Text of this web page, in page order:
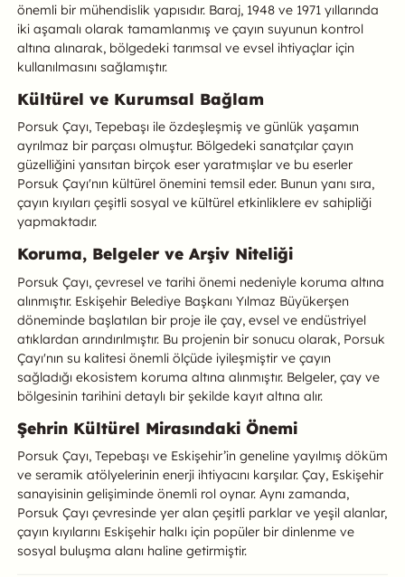
önemli bir mühendislik yapısıdır. Baraj, 1948 ve 1971 yıllarında
iki aşamalı olarak tamamlanmış ve çayın suyunun kontrol
altına alınarak, bölgedeki tarımsal ve evsel ihtiyaçlar için
kullanılmasını sağlamıştır.
Kültürel ve Kurumsal Bağlam
Porsuk Çayı, Tepebaşı ile özdeşleşmiş ve günlük yaşamın
ayrılmaz bir parçası olmuştur. Bölgedeki sanatçılar çayın
güzelliğini yansıtan birçok eser yaratmışlar ve bu eserler
Porsuk Çayı'nın kültürel önemini temsil eder. Bunun yanı sıra,
çayın kıyıları çeşitli sosyal ve kültürel etkinliklere ev sahipliği
yapmaktadır.
Koruma, Belgeler ve Arşiv Niteliği
Porsuk Çayı, çevresel ve tarihi önemi nedeniyle koruma altına
alınmıştır. Eskişehir Belediye Başkanı Yılmaz Büyükerşen
döneminde başlatılan bir proje ile çay, evsel ve endüstriyel
atıklardan arındırılmıştır. Bu projenin bir sonucu olarak, Porsuk
Çayı'nın su kalitesi önemli ölçüde iyileşmiştir ve çayın
sağladığı ekosistem koruma altına alınmıştır. Belgeler, çay ve
bölgesinin tarihini detaylı bir şekilde kayıt altına alır.
Şehrin Kültürel Mirasındaki Önemi
Porsuk Çayı, Tepebaşı ve Eskişehir’in geneline yayılmış döküm
ve seramik atölyelerinin enerji ihtiyacını karşılar. Çay, Eskişehir
sanayisinin gelişiminde önemli rol oynar. Aynı zamanda,
Porsuk Çayı çevresinde yer alan çeşitli parklar ve yeşil alanlar,
çayın kıyılarını Eskişehir halkı için popüler bir dinlenme ve
sosyal buluşma alanı haline getirmiştir.